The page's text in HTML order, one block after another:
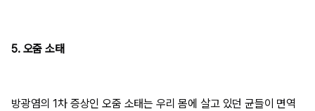
5. 오줌 소태
방광염의 1차 증상인 오줌 소태는 우리 몸에 살고 있던 균들이 면역